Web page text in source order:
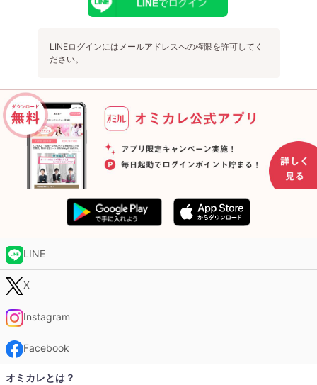
LINEログインにはメールアドレスへの権限を許可してく
ださい。
LINE
X
Instagram
Facebook
オミカレとは？